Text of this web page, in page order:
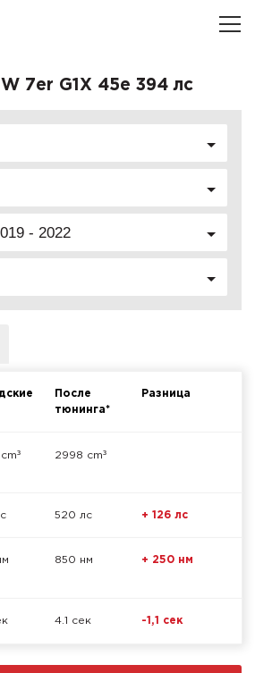
7er G1X 45e 394 лс
- 2022
После
тюнинга*
Разница
³ 2998 cm³
520 лс + 126 лс
850 нм + 250 нм
4.1 сек -1,1 сек